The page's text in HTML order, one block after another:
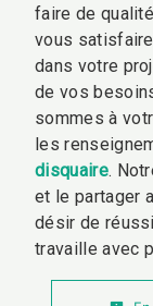
faire de
vous
dans votre
de vos
sommes à
les
disquaire.
et le partager
désir de
travaille avec